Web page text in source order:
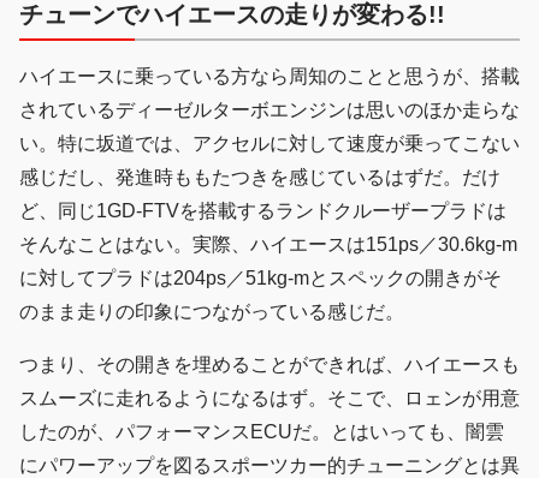
チューンでハイエースの走りが変わる!!
ハイエースに乗っている方なら周知のことと思うが、搭載
されているディーゼルターボエンジンは思いのほか走らな
い。特に坂道では、アクセルに対して速度が乗ってこない
感じだし、発進時ももたつきを感じているはずだ。だけ
ど、同じ1GD-FTVを搭載するランドクルーザープラドは
そんなことはない。実際、ハイエースは151ps／30.6kg-m
に対してプラドは204ps／51kg-mとスペックの開きがそ
のまま走りの印象につながっている感じだ。
つまり、その開きを埋めることができれば、ハイエースも
スムーズに走れるようになるはず。そこで、ロェンが用意
したのが、パフォーマンスECUだ。とはいっても、闇雲
にパワーアップを図るスポーツカー的チューニングとは異